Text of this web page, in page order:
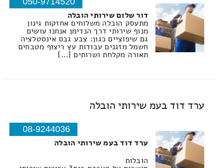
דור שלום שירותי הובלה
מתעסק הובלה משלוחים אחזקות גינון
מנוף שירותי דרך הנדימן אנחנו עושים
גם שיפוציים כגון: צבע גבס אינסטלציה
חשמל מזגנים עבודות עץ ריצוף מטבחים
תאורה מקלחת ושרותים […]
ערד דוד בעמ שירותי הובלה
08-9244036
ערד דוד בעמ שירותי הובלה
הובלות